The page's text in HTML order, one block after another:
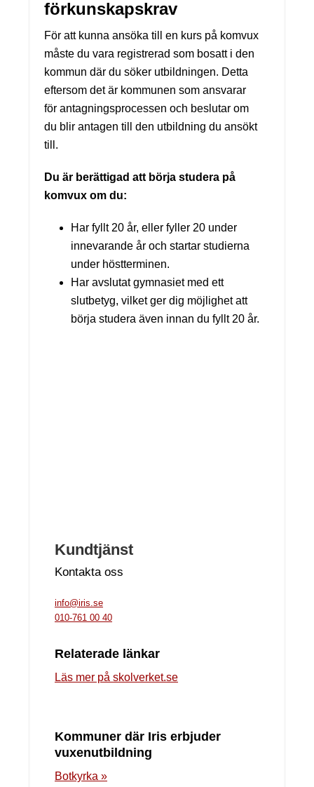
förkunskapskrav
För att kunna ansöka till en kurs på komvux
måste du vara registrerad som bosatt i den
kommun där du söker utbildningen. Detta
eftersom det är kommunen som ansvarar
för antagningsprocessen och beslutar om
du blir antagen till den utbildning du ansökt
till.
Du är berättigad att börja studera på
komvux om du:
Har fyllt 20 år, eller fyller 20 under
innevarande år och startar studierna
under höstterminen.
Har avslutat gymnasiet med ett
slutbetyg, vilket ger dig möjlighet att
börja studera även innan du fyllt 20 år.
Kundtjänst
Kontakta oss
info@iris.se
010-761 00 40
Relaterade länkar
Läs mer på skolverket.se
Kommuner där Iris erbjuder
vuxenutbildning
Botkyrka »